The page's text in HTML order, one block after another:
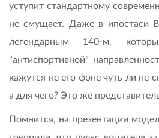
уступит стандартному
не смущает. Даже в ипостаси
легендарным 140-м,
“антиспортивной”
кажутся не его фоне чуть ли не
а для чего? Это же
Помнится, на презентации